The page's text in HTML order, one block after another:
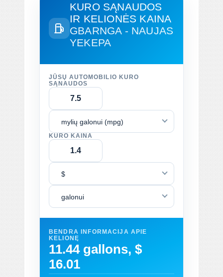
KURO SĄNAUDOS
IR KELIONĖS KAINA
GBARNGA - NAUJAS
YEKEPA
JŪSŲ AUTOMOBILIO KURO
SĄNAUDOS
mylių galonui (mpg)
KURO KAINA
$
galonui
BENDRA INFORMACIJA APIE
KELIONĘ
11.44 gallons, $
16.01